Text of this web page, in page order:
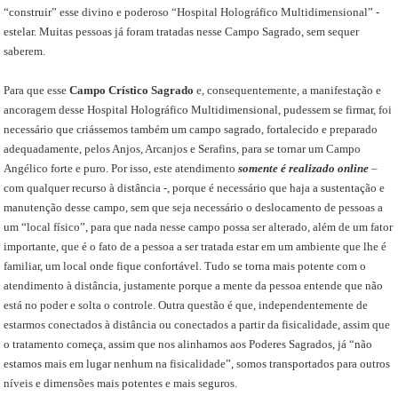
“construir” esse divino e poderoso “Hospital Holográfico Multidimensional” -
estelar. Muitas pessoas já foram tratadas nesse Campo Sagrado, sem sequer
saberem.
Para que esse Campo Crístico Sagrado e, consequentemente, a manifestação e
ancoragem desse Hospital Holográfico Multidimensional, pudessem se firmar, foi
necessário que criássemos também um campo sagrado, fortalecido e preparado
adequadamente, pelos Anjos, Arcanjos e Serafins, para se tornar um Campo
Angélico forte e puro. Por isso, este atendimento somente é realizado online –
com qualquer recurso à distância -, porque é necessário que haja a sustentação e
manutenção desse campo, sem que seja necessário o deslocamento de pessoas a
um “local físico”, para que nada nesse campo possa ser alterado, além de um fator
importante, que é o fato de a pessoa a ser tratada estar em um ambiente que lhe é
familiar, um local onde fique confortável. Tudo se torna mais potente com o
atendimento à distância, justamente porque a mente da pessoa entende que não
está no poder e solta o controle. Outra questão é que, independentemente de
estarmos conectados à distância ou conectados a partir da fisicalidade, assim que
o tratamento começa, assim que nos alinhamos aos Poderes Sagrados, já “não
estamos mais em lugar nenhum na fisicalidade”, somos transportados para outros
níveis e dimensões mais potentes e mais seguros.